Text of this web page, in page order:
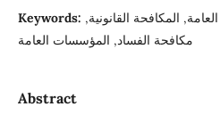
Keywords: المكافحة القانونية,
مكافحة الفساد, المؤسسات العامة
Abstract